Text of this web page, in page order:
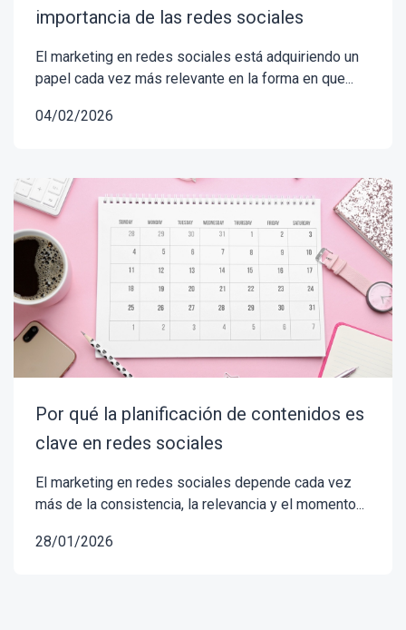
importancia de las redes sociales
El marketing en redes sociales está adquiriendo un
papel cada vez más relevante en la forma en que...
04/02/2026
Por qué la planificación de contenidos es
clave en redes sociales
El marketing en redes sociales depende cada vez
más de la consistencia, la relevancia y el momento...
28/01/2026